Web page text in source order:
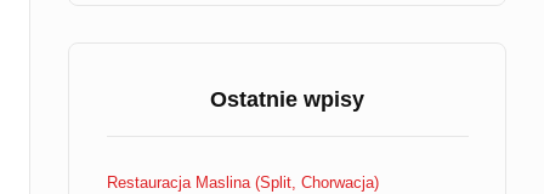
Ostatnie wpisy
Restauracja Maslina (Split, Chorwacja)